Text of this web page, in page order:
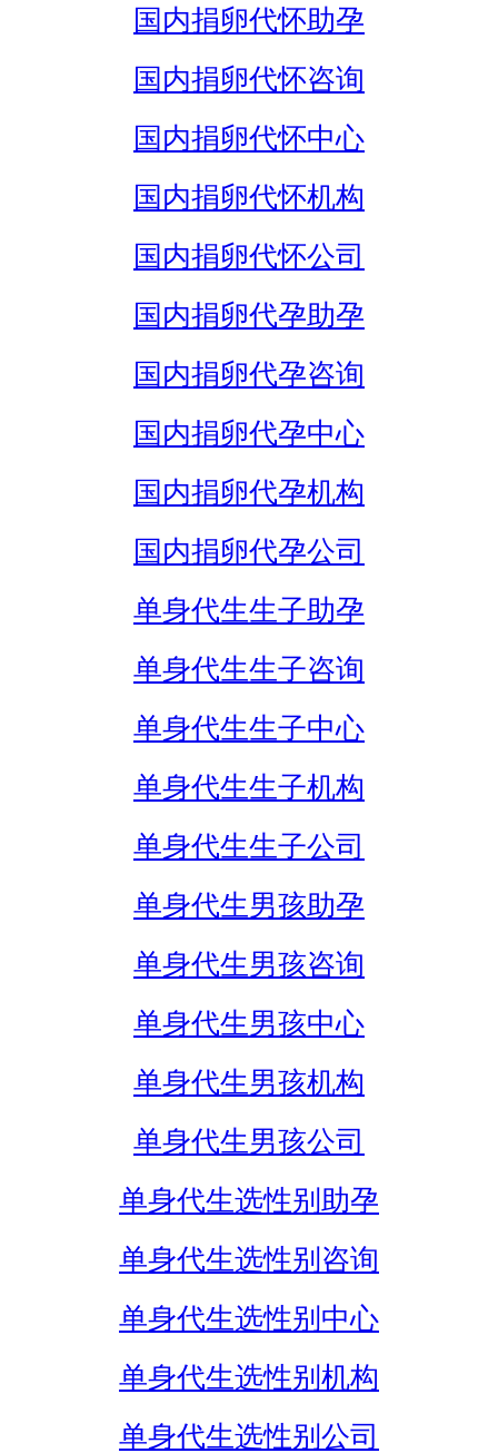
国内捐卵代怀助孕
国内捐卵代怀咨询
国内捐卵代怀中心
国内捐卵代怀机构
国内捐卵代怀公司
国内捐卵代孕助孕
国内捐卵代孕咨询
国内捐卵代孕中心
国内捐卵代孕机构
国内捐卵代孕公司
单身代生生子助孕
单身代生生子咨询
单身代生生子中心
单身代生生子机构
单身代生生子公司
单身代生男孩助孕
单身代生男孩咨询
单身代生男孩中心
单身代生男孩机构
单身代生男孩公司
单身代生选性别助孕
单身代生选性别咨询
单身代生选性别中心
单身代生选性别机构
单身代生选性别公司